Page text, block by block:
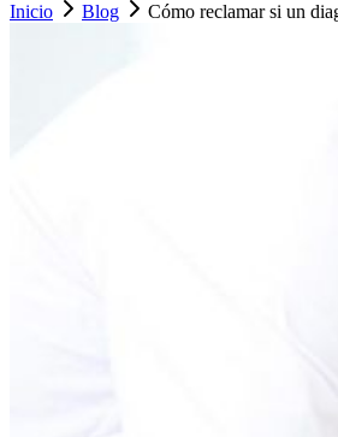
Inicio Blog Cómo reclamar si un